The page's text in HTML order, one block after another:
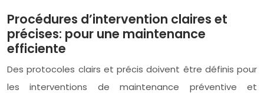
Procédures d’intervention claires et
précises: pour une maintenance
efficiente
Des protocoles clairs et précis doivent être définis pour
les interventions de maintenance préventive et